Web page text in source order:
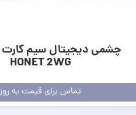
چشمی دیجیتال سیم
HONET 2WG
تماس برای قیمت به روز